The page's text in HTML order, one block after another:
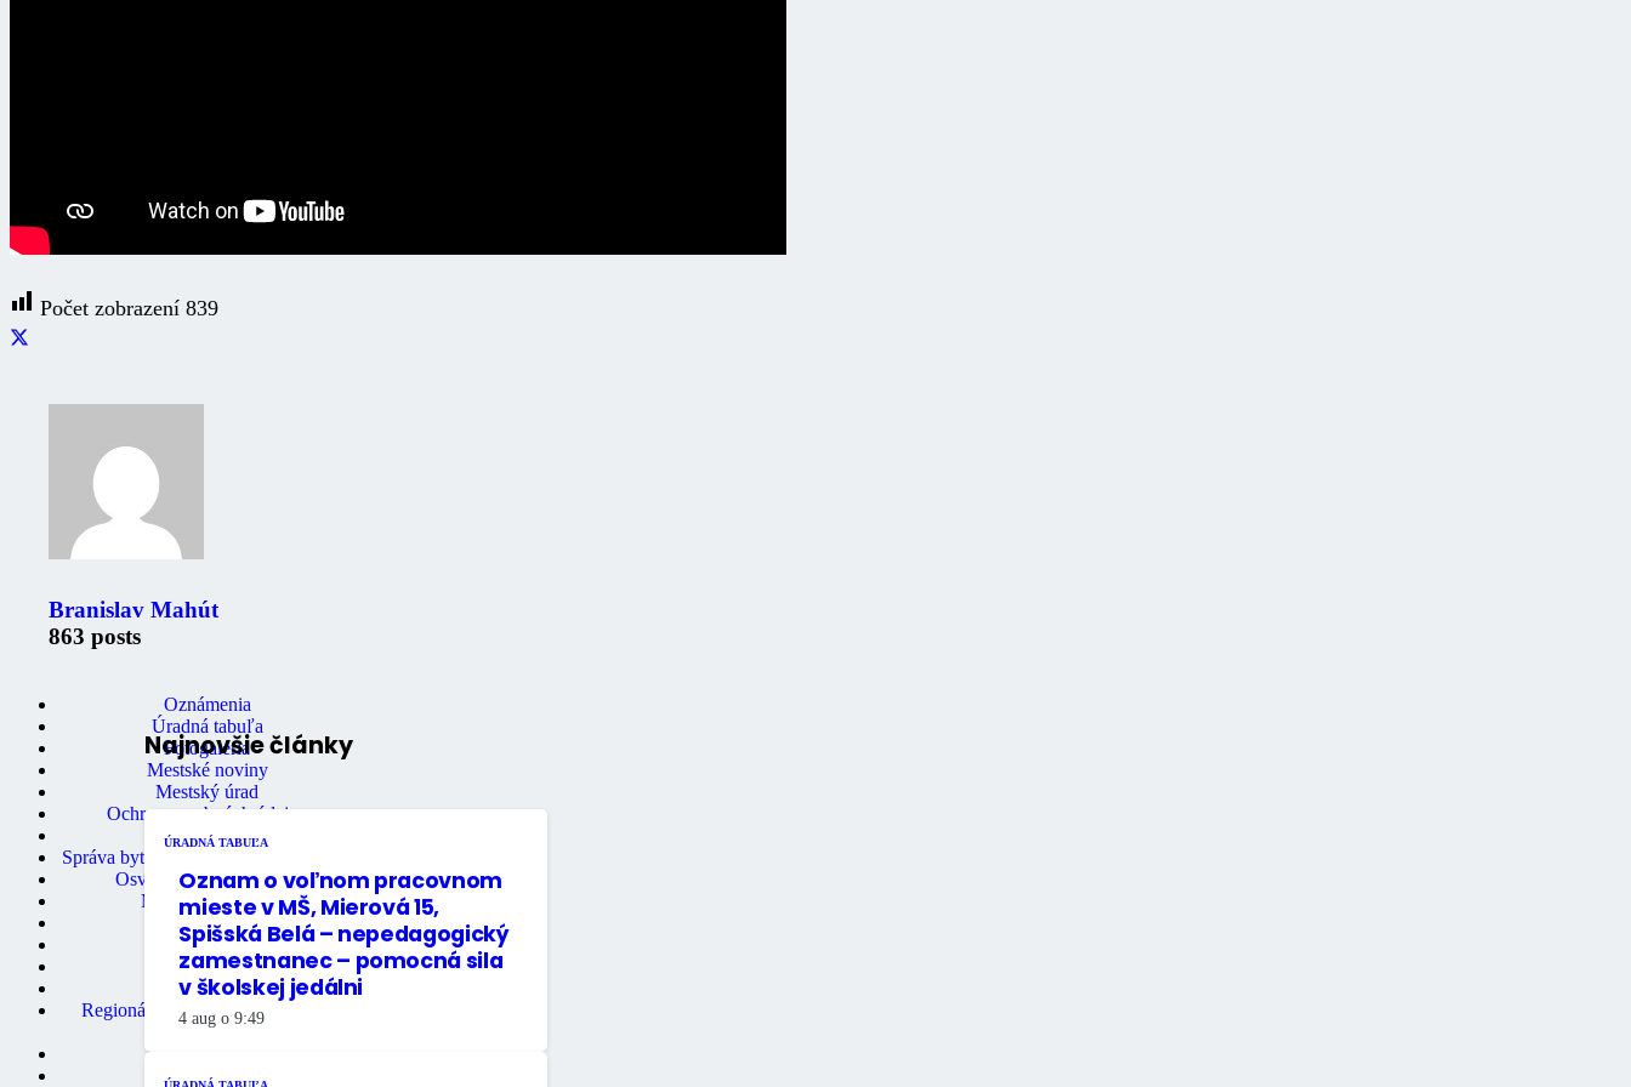
Počet zobrazení 839
Branislav Mahút
863 posts
Najnovšie články
ÚRADNÁ TABUĽA
Oznam o voľnom pracovnom
mieste v MŠ, Mierová 15,
Spišská Belá – nepedagogický
zamestnanec – pomocná sila
v školskej jedálni
4 aug o 9:49
Zaujimavé odkazy
Oznámenia
Úradná tabuľa
Fotogaléria
Mestské noviny
Mestský úrad
Ochrana osobných údajov
Stavebný úrad
Správa bytov a nebytových priestorov
Osvedčovanie podpisov
Mestská knižnica
Matričný úrad
Mestská polícia
Miestne dane
Primátor mesta
Regionálne turistické informačné
centrum
Rozpočet mesta
Školstvo